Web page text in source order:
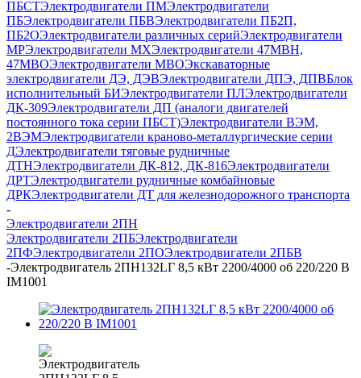
ПБСТЭлектродвигатели ПМЭлектродвигатели
ПБЭлектродвигатели ПБВЭлектродвигатели ПБ2П,
ПБ2ОЭлектродвигатели различных серийЭлектродвигатели
МРЭлектродвигатели MXЭлектродвигатели 47MBH,
47МВОЭлектродвигатели MBOЭкскаваторные
электродвигатели ДЭ, ДЭВЭлектродвигатели ДПЭ, ДПВБлок
исполнительный БИЭлектродвигатели ПЛЭлектродвигатели
ДК-309Электродвигатели ДП (аналоги двигателей
постоянного тока серии ПБСТ)Электродвигатели ВЭМ,
2ВЭМЭлектродвигатели краново-металлургические серии
ДЭлектродвигатели тяговые рудничные
ДТНЭлектродвигатели ДК-812, ДК-816Электродвигатели
ДРТЭлектродвигатели рудничные комбайновые
ДРКЭлектродвигатели ДТ для железнодорожного транспорта
-
Электродвигатели 2ПН
Электродвигатели 2ПБЭлектродвигатели
2ПФЭлектродвигатели 2ПОЭлектродвигатели 2ПБВ
-Электродвигатель 2ПН132LГ 8,5 кВт 2200/4000 об 220/220 В
IM1001